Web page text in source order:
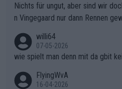
Nichts für ungut, aber sind wir
n Vingegaard nur dann Rennen
willi64
07-05-2026
wie spielt man denn mit da gbit
FlyingWvA
16-04-2026